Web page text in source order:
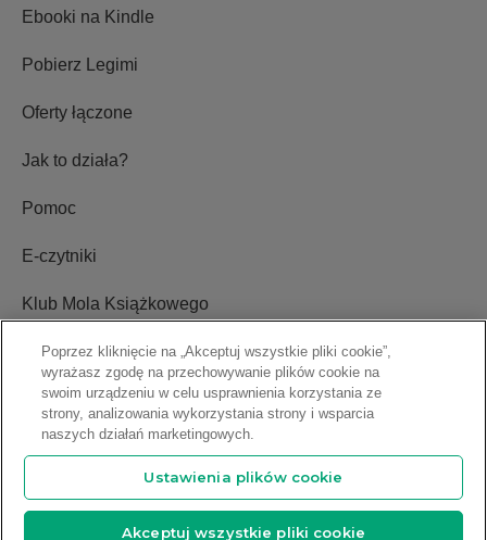
Ebooki na Kindle
Pobierz Legimi
Oferty łączone
Jak to działa?
Pomoc
E-czytniki
Klub Mola Książkowego
Ustawienia plików cookie
Blog
Relacje inwestorskie
Copyright © 2009-2026 Legimi S.A. Wszelkie prawa zastrzeżone.
Poprzez kliknięcie na „Akceptuj wszystkie pliki cookie”,
wyrażasz zgodę na przechowywanie plików cookie na
swoim urządzeniu w celu usprawnienia korzystania ze
strony, analizowania wykorzystania strony i wsparcia
naszych działań marketingowych.
Ustawienia plików cookie
Akceptuj wszystkie pliki cookie